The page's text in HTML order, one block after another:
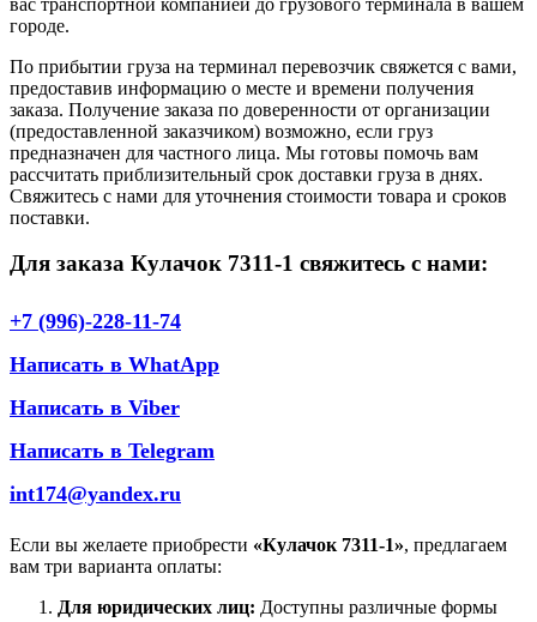
городе.
По прибытии груза на терминал перевозчик свяжется с вами,
предоставив информацию о месте и времени получения
заказа. Получение заказа по доверенности от организации
(предоставленной заказчиком) возможно, если груз
предназначен для частного лица. Мы готовы помочь вам
рассчитать приблизительный срок доставки груза в днях.
Свяжитесь с нами для уточнения стоимости товара и сроков
поставки.
Для заказа Кулачок 7311-1 свяжитесь с нами:
+7 (996)-228-11-74
Написать в WhatApp
Написать в Viber
Написать в Telegram
int174@yandex.ru
Если вы желаете приобрести «Кулачок 7311-1», предлагаем
вам три варианта оплаты:
Для юридических лиц: Доступны различные формы